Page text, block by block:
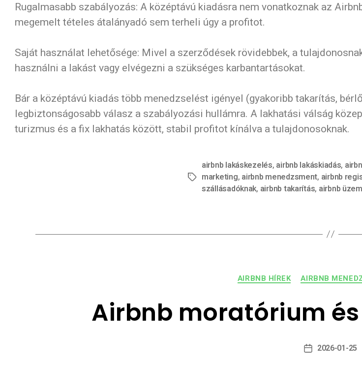
Rugalmasabb szabályozás: A középtávú kiadásra nem vonatkoznak az
megemelt tételes átalányadó sem terheli úgy a profitot.
Saját használat lehetősége: Mivel a szerződések rövidebbek, a
használni a lakást vagy elvégezni a szükséges karbantartásokat.
Bár a középtávú kiadás több menedzselést igényel (gyakoribb takarítás,
legbiztonságosabb válasz a szabályozási hullámra. A lakhatási válság
turizmus és a fix lakhatás között, stabil profitot kínálva a tulajdonosoknak.
airbnb lakáskezelés, airbnb lakáskiadás,
marketing, airbnb menedzsment, airbnb
szállásadóknak, airbnb takarítás, airbnb
AIRBNB HÍREK AIRBNB
Airbnb moratórium
2026-01-25